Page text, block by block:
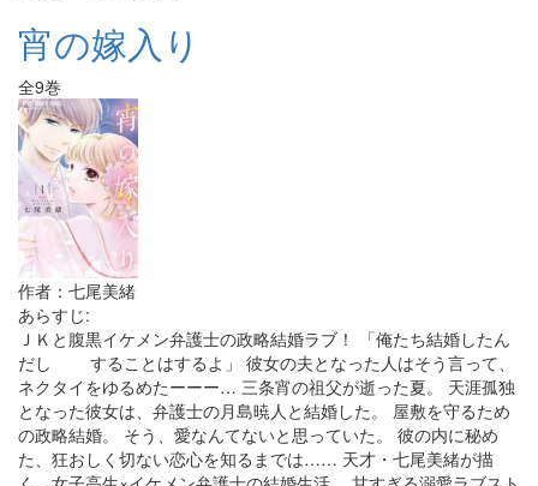
宵の嫁入り
全9巻
作者：七尾美緒
あらすじ:
ＪＫと腹黒イケメン弁護士の政略結婚ラブ！ 「俺たち結婚したん
だし することはするよ」 彼女の夫となった人はそう言って、
ネクタイをゆるめたーーー… 三条宵の祖父が逝った夏。 天涯孤独
となった彼女は、弁護士の月島暁人と結婚した。 屋敷を守るため
の政略結婚。 そう、愛なんてないと思っていた。 彼の内に秘め
た、狂おしく切ない恋心を知るまでは…… 天才・七尾美緒が描